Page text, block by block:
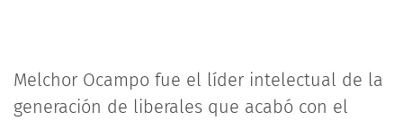
Melchor Ocampo fue el líder intelectual de la
generación de liberales que acabó con el